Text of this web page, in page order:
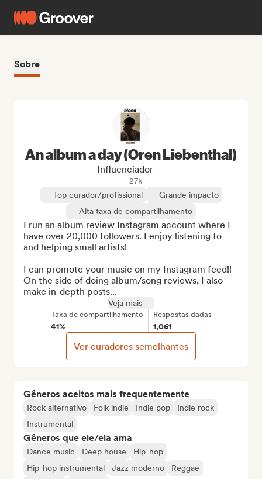
Sobre
Gêneros aceitos mais frequentemente
Rock alternativo Folk indie Indie pop
Indie rock
Instrumental
Gêneros que ele/ela ama
Dance music Deep house
Hip-hop
Hip-hop instrumental
Jazz moderno
Reggae
An album a day (Oren Liebenthal)
Influenciador
27k
Top curador/profissional
Grande impacto
Alta taxa de compartilhamento
I run an album review Instagram account where I
have over 20,000 followers. I enjoy listening to
and helping small artists!
I can promote your music on my Instagram feed!!
On the side of doing album/song reviews, I also
make in-depth posts...
Veja mais
Taxa de compartilhamento
41%
Respostas dadas
1,061
Ver curadores semelhantes